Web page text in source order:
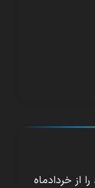
از خردادماه